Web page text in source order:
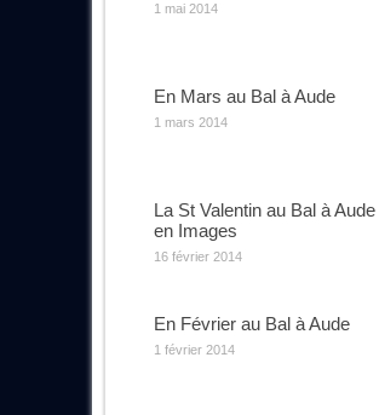
1 mai 2014
En Mars au Bal à Aude
1 mars 2014
La St Valentin au Bal à Aude
en Images
16 février 2014
En Février au Bal à Aude
1 février 2014